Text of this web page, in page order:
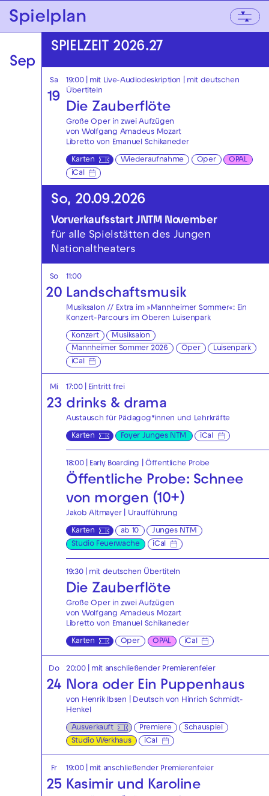
Zur Hauptnavigation springen
Zum Hauptinhalt springen Zum Footer springen
Spielplan
Sep
SPIELZEIT 2026.27
Sa
19
19:00| mit Live-Audiodeskription
mit deutschen
Übertiteln
Die Zauberflöte
Große Oper in zwei Aufzügen
von Wolfgang Amadeus Mozart
Libretto von Emanuel Schikaneder
Karten Wiederaufnahme Oper
OPAL
iCal
So, 20.09.2026
Vorverkaufsstart JNTM November
für alle Spielstätten des Jungen
Nationaltheaters
So
20
11:00
Landschaftsmusik
Musiksalon // Extra im »Mannheimer Sommer«: Ein
Konzert-Parcours im Oberen Luisenpark
Konzert
Musiksalon
Mannheimer Sommer 2026
Oper
Luisenpark
iCal
Mi
23
17:00| Eintritt frei
drinks & drama
Austausch für Pädagog*innen und Lehrkräfte
Karten Foyer Junges NTM iCal
18:00| Early Boarding |Öffentliche Probe
Öffentliche Probe: Schnee
von morgen (10+)
Jakob Altmayer | Uraufführung
Karten ab 10
Junges NTM
Studio Feuerwache
iCal
19:30| mit deutschen Übertiteln
Die Zauberflöte
Große Oper in zwei Aufzügen
von Wolfgang Amadeus Mozart
Libretto von Emanuel Schikaneder
Karten Oper OPAL iCal
Do
24
20:00 | mit anschließender Premierenfeier
Nora oder Ein Puppenhaus
von Henrik Ibsen | Deutsch von Hinrich Schmidt-
Henkel
Ausverkauft Premiere
Schauspiel
Studio Werkhaus
iCal
Fr
25
19:00 | mit anschließender Premierenfeier
Kasimir und Karoline